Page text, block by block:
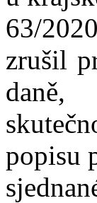
63/2020
zrušil
daně,
popisu